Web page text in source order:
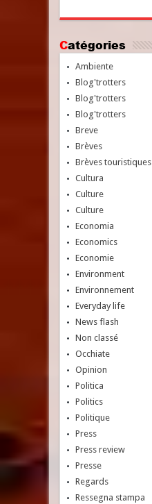
Catégories
Ambiente
Blog'trotters
Blog'trotters
Blog'trotters
Breve
Brèves
Brèves touristiques
Cultura
Culture
Culture
Economia
Economics
Economie
Environment
Environnement
Everyday life
News flash
Non classé
Occhiate
Opinion
Politica
Politics
Politique
Press
Press review
Presse
Regards
Ressegna stampa